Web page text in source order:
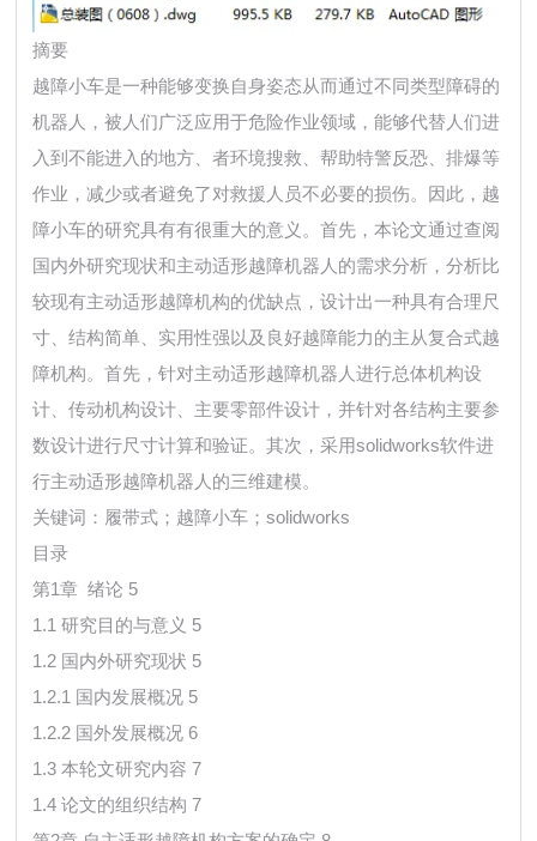
摘要
越障小车是一种能够变换自身姿态从而通过不同类型障碍的
机器人，被人们广泛应用于危险作业领域，能够代替人们进
入到不能进入的地方、者环境搜救、帮助特警反恐、排爆等
作业，减少或者避免了对救援人员不必要的损伤。因此，越
障小车的研究具有有很重大的意义。首先，本论文通过查阅
国内外研究现状和主动适形越障机器人的需求分析，分析比
较现有主动适形越障机构的优缺点，设计出一种具有合理尺
寸、结构简单、实用性强以及良好越障能力的主从复合式越
障机构。首先，针对主动适形越障机器人进行总体机构设
计、传动机构设计、主要零部件设计，并针对各结构主要参
数设计进行尺寸计算和验证。其次，采用solidworks软件进
行主动适形越障机器人的三维建模。
关键词：履带式；越障小车；solidworks
目录
第1章 绪论 5
1.1 研究目的与意义 5
1.2 国内外研究现状 5
1.2.1 国内发展概况 5
1.2.2 国外发展概况 6
1.3 本轮文研究内容 7
1.4 论文的组织结构 7